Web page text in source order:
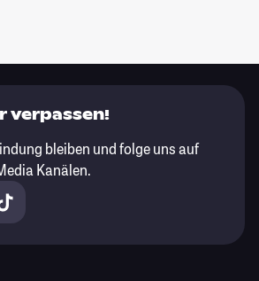
verpassen!
bleiben und folge uns auf
Kanälen.